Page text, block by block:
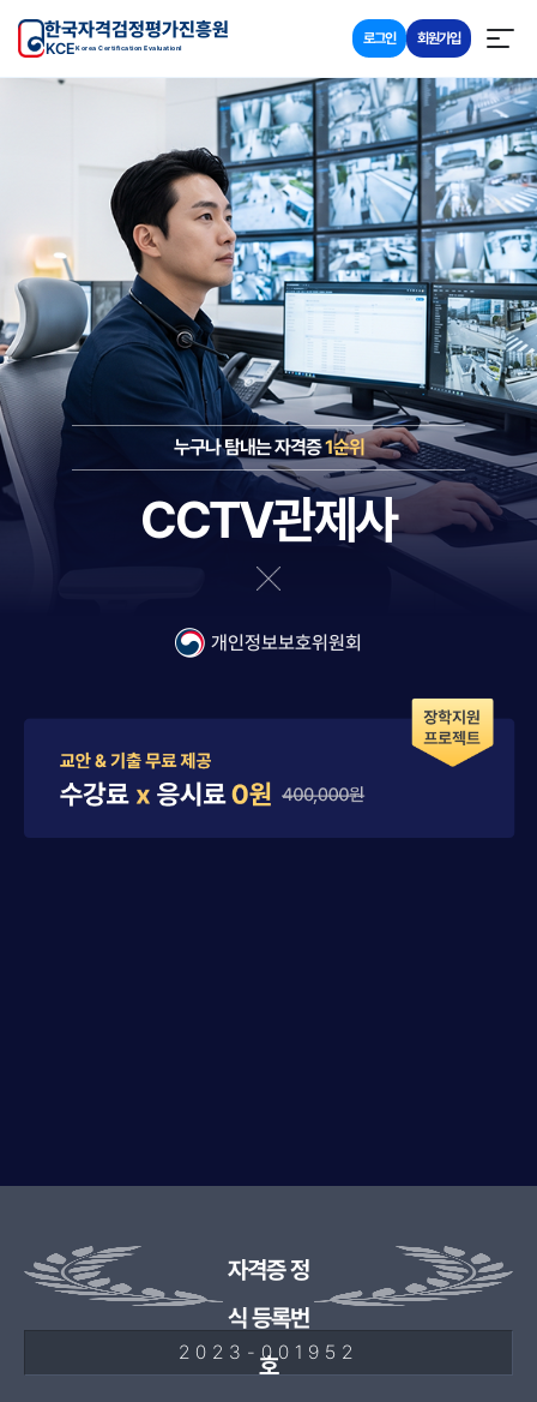
한국자격검정평가진흥원
KCEKorea Certification Evaluationl
로그인 회원가입
누구나 탐내는 자격증1순위
CCTV관제사
개인정보보호위원회
자격증 정
식 등록번
호
2023-001952